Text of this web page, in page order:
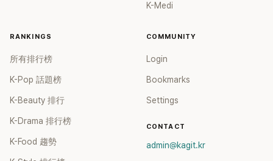
K-Medi
RANKINGS
所有排行榜
K-Pop 話題榜
K-Beauty 排行
K-Drama 排行榜
K-Food 趨勢
COMMUNITY
Login
Bookmarks
Settings
CONTACT
admin@kagit.kr